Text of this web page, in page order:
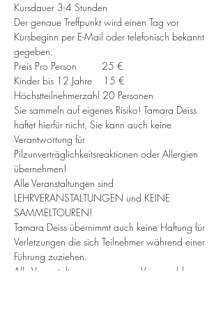
Kursdauer 3-4 Stunden
Der genaue Treffpunkt wird einen Tag vor
Kursbeginn per E-Mail oder telefonisch bekannt
gegeben.
Preis Pro Person         25 €
Kinder bis 12 Jahre    15 €
Höchstteilnehmerzahl 20 Personen
Sie sammeln auf eigenes Risiko! Tamara Deiss
haftet hierfür nicht, Sie kann auch keine
Verantwortung für
Pilzunverträglichkeitsreaktionen oder Allergien
übernehmen!
Alle Veranstaltungen sind
LEHRVERANSTALTUNGEN und KEINE
SAMMELTOUREN!
Tamara Deiss übernimmt auch keine Haftung für
Verletzungen die sich Teilnehmer während einer
Führung zuziehen.
Alle Veranstaltungen nur gegen Voranmeldung.